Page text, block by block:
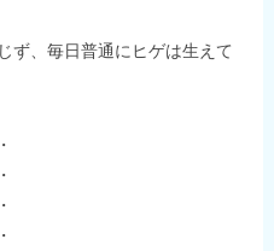
ず、毎日普通にヒゲは生えて
・
・
・
・